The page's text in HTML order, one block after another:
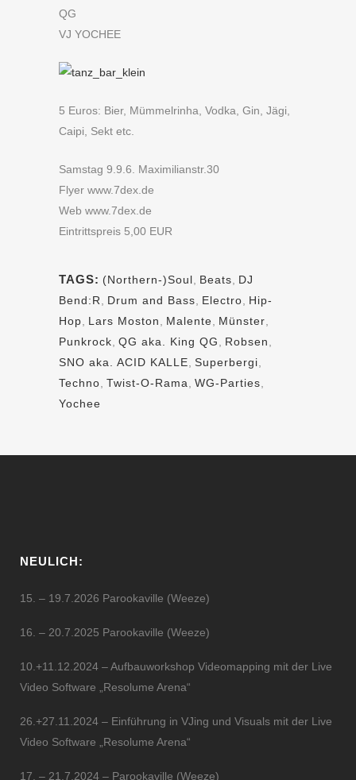
QG
VJ YOCHEE
5 Euros: Bier, Mümmelrinha, Vodka, Gin, Jägi,
Caipi, Sekt etc.
Samstag 9.9.6. Maximilianstr.30
Flyer www.7dex.de
Web www.7dex.de
Eintrittspreis 5,00 EUR
TAGS: (Northern-)Soul Beats
DJ
Bend:R
Drum and Bass Electro
Hip-
Hop
Lars Moston Malente Münster
Punkrock QG aka. King QG Robsen
SNO aka. ACID KALLE Superbergi
Techno Twist-O-Rama WG-Parties
Yochee
NEULICH:
15. – 19.7.2026 Parookaville (Weeze)
16. – 20.7.2025 Parookaville (Weeze)
10.+11.12.2024 – Aufbauworkshop Videomapping mit der Live
Video Software „Resolume Arena“
26.+27.11.2024 – Einführung in VJing und Visuals mit der Live
Video Software „Resolume Arena“
17. – 21.7.2024 – Parookaville (Weeze)